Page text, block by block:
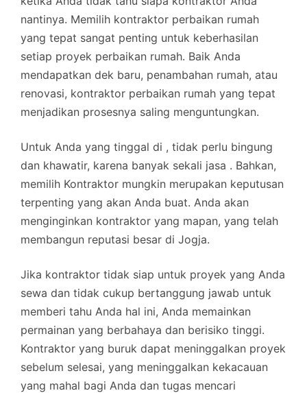
nantinya. Memilih kontraktor perbaikan rumah
yang tepat sangat penting untuk keberhasilan
setiap proyek perbaikan rumah. Baik Anda
mendapatkan dek baru, penambahan rumah, atau
renovasi, kontraktor perbaikan rumah yang tepat
menjadikan prosesnya saling menguntungkan.
Untuk Anda yang tinggal di , tidak perlu bingung
dan khawatir, karena banyak sekali jasa . Bahkan,
memilih Kontraktor mungkin merupakan keputusan
terpenting yang akan Anda buat. Anda akan
menginginkan kontraktor yang mapan, yang telah
membangun reputasi besar di Jogja.
Jika kontraktor tidak siap untuk proyek yang Anda
sewa dan tidak cukup bertanggung jawab untuk
memberi tahu Anda hal ini, Anda memainkan
permainan yang berbahaya dan berisiko tinggi.
Kontraktor yang buruk dapat meninggalkan proyek
sebelum selesai, yang meninggalkan kekacauan
yang mahal bagi Anda dan tugas mencari